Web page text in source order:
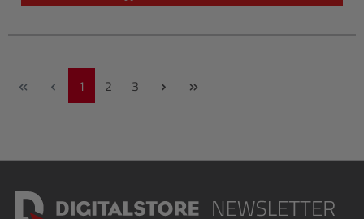
Seite
1 Seite
2 Seite
3